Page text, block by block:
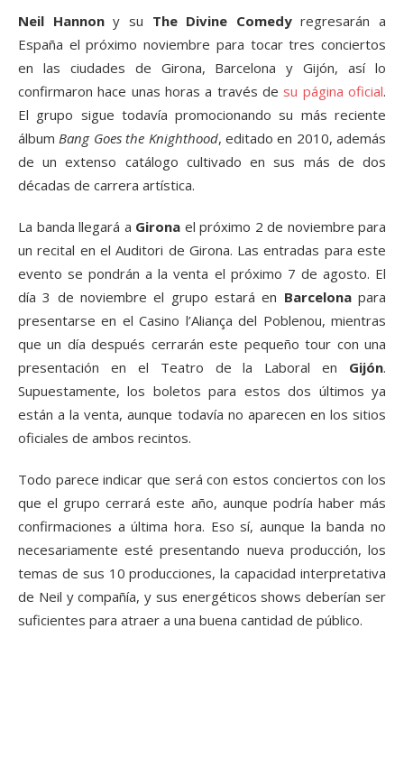
Neil Hannony su The Divine Comedyregresarán a
España el próximo noviembre para tocar tres conciertos
en las ciudades de Girona, Barcelona y Gijón, así lo
confirmaron hace unas horas a través de su página oficial.
El grupo sigue todavía promocionando su más reciente
álbumBang Goes the Knighthood, editado en 2010, además
de un extenso catálogo cultivado en sus más de dos
décadas de carrera artística.
La banda llegará a Girona el próximo 2 de noviembre para
un recital en el Auditori de Girona. Las entradas para este
evento se pondrán a la venta el próximo 7 de agosto. El
día 3 de noviembre el grupo estará en Barcelonapara
presentarse en el Casino l’Aliança del Poblenou, mientras
que un día después cerrarán este pequeño tour con una
presentación en el Teatro de la Laboral en Gijón.
Supuestamente, los boletos para estos dos últimos ya
están a la venta, aunque todavía no aparecen en los sitios
oficiales de ambos recintos.
Todo parece indicar que será con estos conciertos con los
que el grupo cerrará este año, aunque podría haber más
confirmaciones a última hora. Eso sí, aunque la banda no
necesariamente esté presentando nueva producción, los
temas de sus 10 producciones, la capacidad interpretativa
de Neil y compañía, y sus energéticos shows deberían ser
suficientes para atraer a una buena cantidad de público.